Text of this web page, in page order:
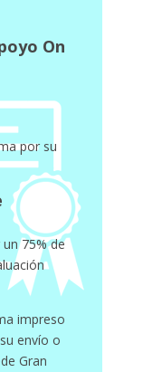
On
por su
75% de
impreso
envío o
Gran